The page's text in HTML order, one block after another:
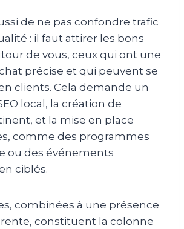
de ne pas confondre trafic
: il faut attirer les bons
de vous, ceux qui ont une
précise et qui peuvent se
clients. Cela demande un
local, la création de
et la mise en place
comme des programmes
ou des événements
ciblés.
combinées à une présence
constituent la colonne